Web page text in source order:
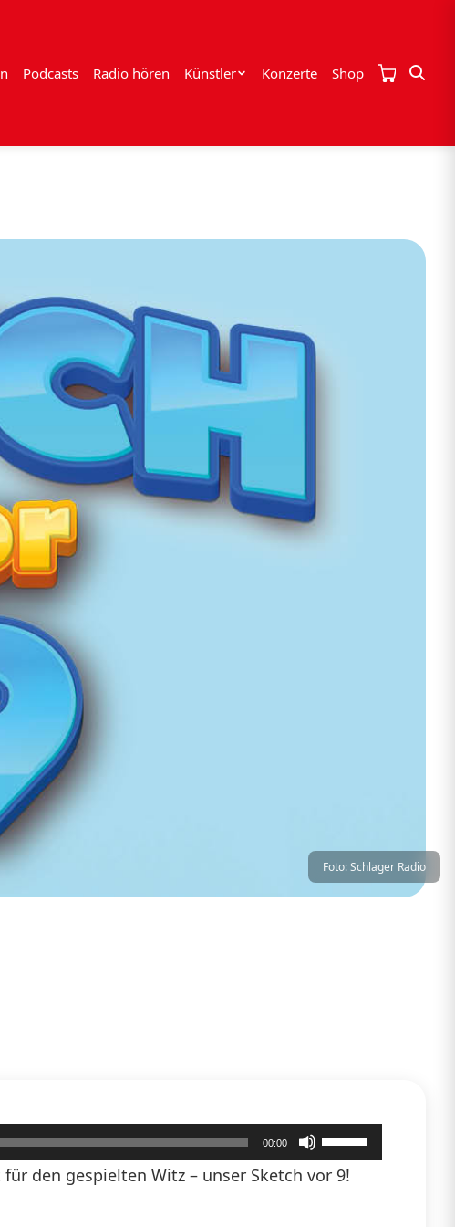
Podcasts Radio hören Künstler Konzerte Shop
Foto: Schlager Radio
00:00
Pfeiltasten
Hoch/Runter
den gespielten Witz – unser Sketch vor 9!